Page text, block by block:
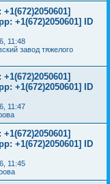
+1(672)2050601] ID
11:48
завод тяжелого
+1(672)2050601] ID
11:47
+1(672)2050601] ID
11:45